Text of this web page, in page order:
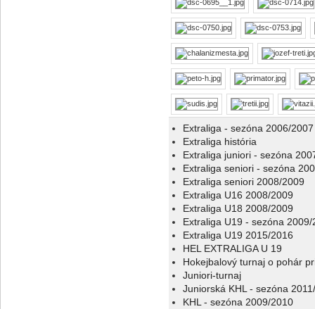
Extraliga - sezóna 2006/2007
Extraliga história
Extraliga juniori - sezóna
Extraliga seniori - sezóna
Extraliga seniori 2008/2009
Extraliga U16 2008/2009
Extraliga U18 2008/2009
Extraliga U19 - sezóna 2009/
Extraliga U19 2015/2016
HEL EXTRALIGA U 19
Hokejbalový turnaj o pohár
Juniori-turnaj
Juniorská KHL - sezóna
KHL - sezóna 2009/2010